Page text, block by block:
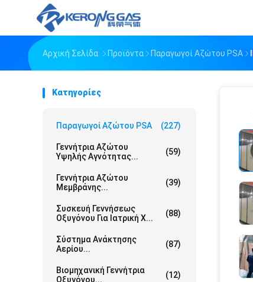
Αρχική Σελίδα Προϊόντα Παραγωγοί Αζώτου PSA
Κατηγορίες
Παραγωγοί Αζώτου PSA (227)
Γεννήτρια Αζώτου
Υψηλής Αγνότητας...
(59)
Γεννήτρια Αζώτου
Μεμβράνης...
(39)
Συσκευή Γεννήσεως
Οξυγόνου Για Ιατρική Χ...
(88)
Σύστημα Ανάκτησης
Αερίου...
(87)
Βιομηχανική Γεννήτρια
Οξυγόνου...
(12)